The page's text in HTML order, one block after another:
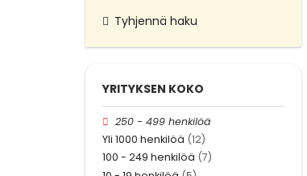
Tyhjennä haku
YRITYKSEN KOKO
250 - 499 henkilöä
Yli 1000 henkilöä (12)
100 - 249 henkilöä (7)